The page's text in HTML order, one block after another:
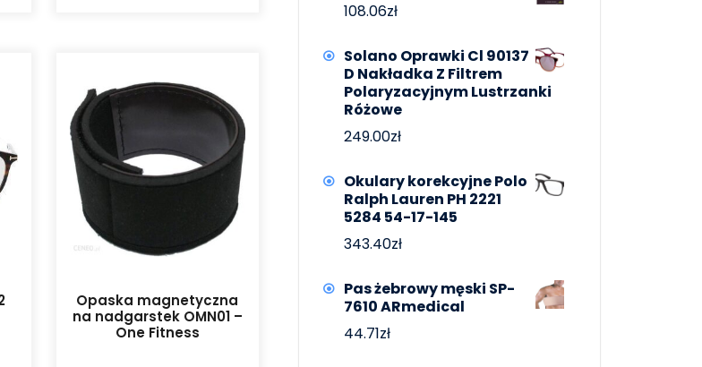
Opaska magnetyczna
na nadgarstek OMN01 –
One Fitness
108.06zł
Solano Oprawki Cl 90137
D Nakładka Z Filtrem
Polaryzacyjnym Lustrzanki
Różowe
249.00zł
Okulary korekcyjne Polo
Ralph Lauren PH 2221
5284 54-17-145
343.40zł
Pas żebrowy męski SP-
7610 ARmedical
44.71zł